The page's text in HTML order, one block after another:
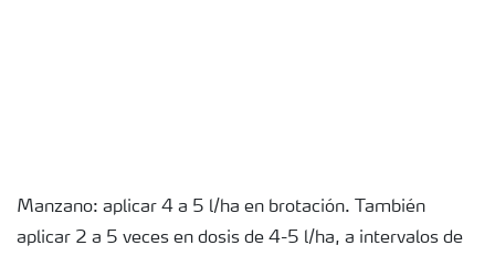
Manzano: aplicar 4 a 5 l/ha en brotación. También
aplicar 2 a 5 veces en dosis de 4-5 l/ha, a intervalos de